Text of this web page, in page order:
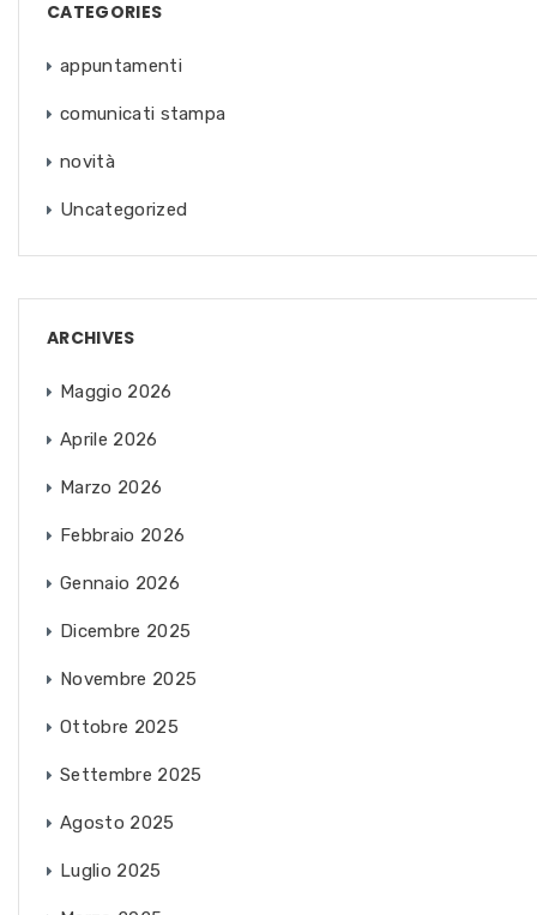
CATEGORIES
appuntamenti
comunicati stampa
novità
Uncategorized
ARCHIVES
Maggio 2026
Aprile 2026
Marzo 2026
Febbraio 2026
Gennaio 2026
Dicembre 2025
Novembre 2025
Ottobre 2025
Settembre 2025
Agosto 2025
Luglio 2025